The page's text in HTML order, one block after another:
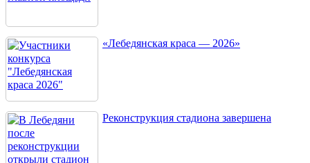
«Лебедянская краса — 2026»
Реконструкция стадиона завершена